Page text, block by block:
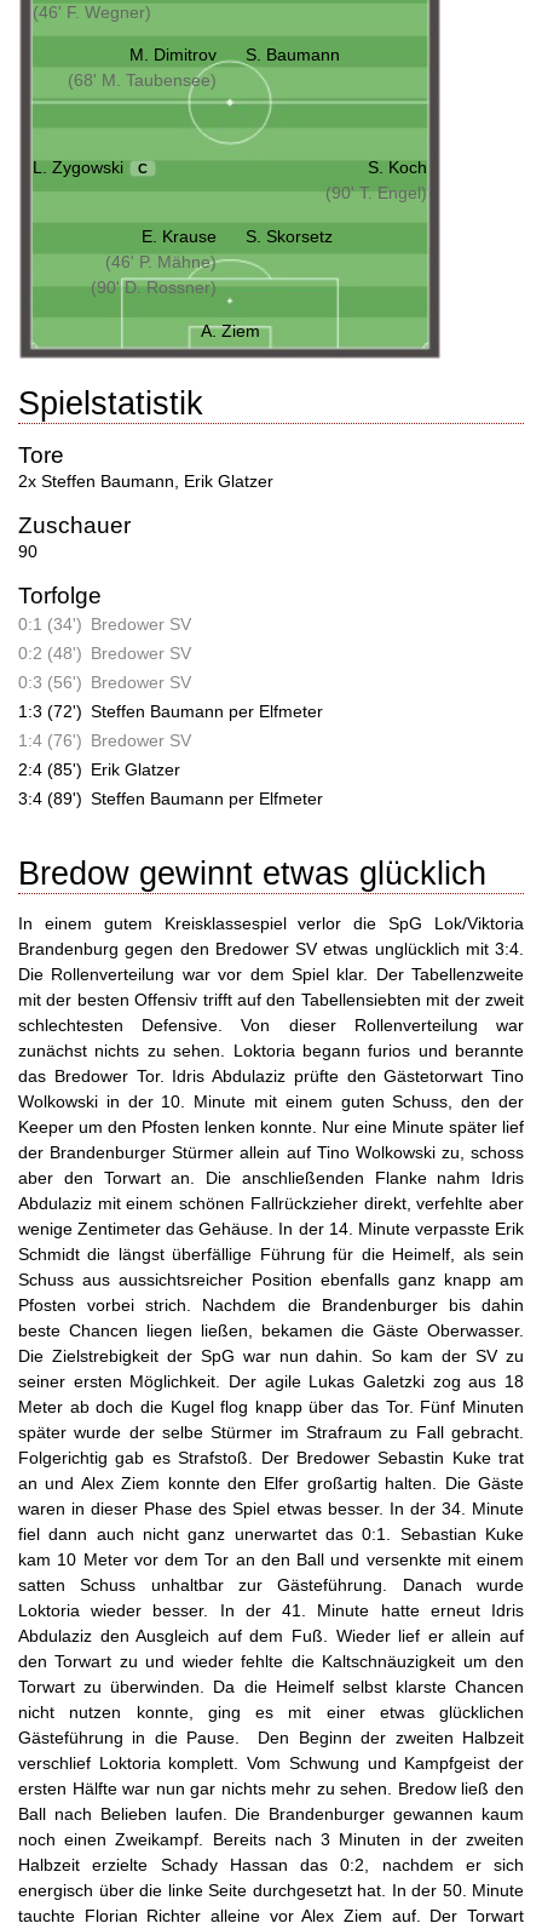
(46' F. Wegner)
M. Dimitrov
(68' M. Taubensee)
S. Baumann
L. Zygowski C
S. Koch
(90' T. Engel)
E. Krause
(46' P. Mähne)
(90' D. Rossner)
S. Skorsetz
A. Ziem
Spielstatistik
Tore
2x Steffen Baumann Erik Glatzer
Zuschauer
90
Torfolge
0:1 (34') Bredower SV
0:2 (48') Bredower SV
0:3 (56') Bredower SV
1:3 (72') Steffen Baumann per Elfmeter
1:4 (76') Bredower SV
2:4 (85') Erik Glatzer
3:4 (89') Steffen Baumann per Elfmeter
Bredow gewinnt etwas glücklich
In einem gutem Kreisklassespiel verlor die SpG Lok/Viktoria
Brandenburg gegen den Bredower SV etwas unglücklich mit 3:4.
Die Rollenverteilung war vor dem Spiel klar. Der Tabellenzweite
mit der besten Offensiv trifft auf den Tabellensiebten mit der zweit
schlechtesten Defensive. Von dieser Rollenverteilung war
zunächst nichts zu sehen. Loktoria begann furios und berannte
das Bredower Tor. Idris Abdulaziz prüfte den Gästetorwart Tino
Wolkowski in der 10. Minute mit einem guten Schuss, den der
Keeper um den Pfosten lenken konnte. Nur eine Minute später lief
der Brandenburger Stürmer allein auf Tino Wolkowski zu, schoss
aber den Torwart an. Die anschließenden Flanke nahm Idris
Abdulaziz mit einem schönen Fallrückzieher direkt, verfehlte aber
wenige Zentimeter das Gehäuse. In der 14. Minute verpasste Erik
Schmidt die längst überfällige Führung für die Heimelf, als sein
Schuss aus aussichtsreicher Position ebenfalls ganz knapp am
Pfosten vorbei strich. Nachdem die Brandenburger bis dahin
beste Chancen liegen ließen, bekamen die Gäste Oberwasser.
Die Zielstrebigkeit der SpG war nun dahin. So kam der SV zu
seiner ersten Möglichkeit. Der agile Lukas Galetzki zog aus 18
Meter ab doch die Kugel flog knapp über das Tor. Fünf Minuten
später wurde der selbe Stürmer im Strafraum zu Fall gebracht.
Folgerichtig gab es Strafstoß. Der Bredower Sebastin Kuke trat
an und Alex Ziem konnte den Elfer großartig halten. Die Gäste
waren in dieser Phase des Spiel etwas besser. In der 34. Minute
fiel dann auch nicht ganz unerwartet das 0:1. Sebastian Kuke
kam 10 Meter vor dem Tor an den Ball und versenkte mit einem
satten Schuss unhaltbar zur Gästeführung. Danach wurde
Loktoria wieder besser. In der 41. Minute hatte erneut Idris
Abdulaziz den Ausgleich auf dem Fuß. Wieder lief er allein auf
den Torwart zu und wieder fehlte die Kaltschnäuzigkeit um den
Torwart zu überwinden. Da die Heimelf selbst klarste Chancen
nicht nutzen konnte, ging es mit einer etwas glücklichen
Gästeführung in die Pause. Den Beginn der zweiten Halbzeit
verschlief Loktoria komplett. Vom Schwung und Kampfgeist der
ersten Hälfte war nun gar nichts mehr zu sehen. Bredow ließ den
Ball nach Belieben laufen. Die Brandenburger gewannen kaum
noch einen Zweikampf. Bereits nach 3 Minuten in der zweiten
Halbzeit erzielte Schady Hassan das 0:2, nachdem er sich
energisch über die linke Seite durchgesetzt hat. In der 50. Minute
tauchte Florian Richter alleine vor Alex Ziem auf. Der Torwart